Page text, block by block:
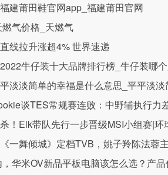
建莆田鞋官网app_福建莆田官网
气价格_天燃气
线拉升涨超4% 世界速递
牛仔装十大品牌排行榜_牛仔装哪
淡淡简单的幸福是什么意思_平平淡
谈TES常规赛连败：中野辅执行力
！Elk带队先行一步晋级MSI小组赛|环
一舞倾城》定档TVB，姚子羚陈法蓉
华米OV新品平板电脑该怎么选？产